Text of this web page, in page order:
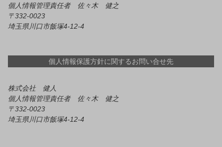
個人情報管理責任者 佐々木 健之
332-0023
埼玉県川口市飯塚4-12-4
個人情報保護方針に関するお問い合せ先
株式会社 健人
個人情報管理責任者 佐々木 健之
332-0023
埼玉県川口市飯塚4-12-4